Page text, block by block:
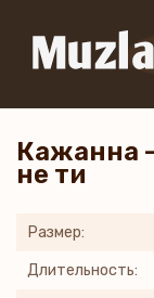
Кажанна
не ти
Размер:
Длительность: